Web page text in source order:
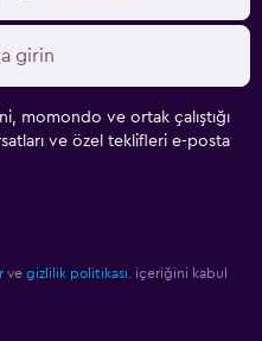
momondo ve ortak çalıştığı
ve özel teklifleri e-posta
ve gizlilik politikası.
içeriğini kabul